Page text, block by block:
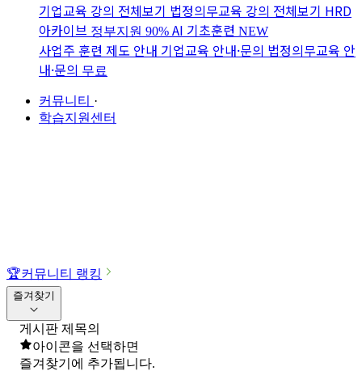
기업교육 강의 전체보기 법정의무교육 강의 전체보기 HRD
아카이브 정부지원 90% AI 기초훈련 NEW
사업주 훈련 제도 안내 기업교육 안내·문의 법정의무교육 안
내·문의 무료
커뮤니티 ·
학습지원센터
🏆커뮤니티 랭킹
즐겨찾기
게시판 제목의
아이콘을 선택하면
즐겨찾기에 추가됩니다.